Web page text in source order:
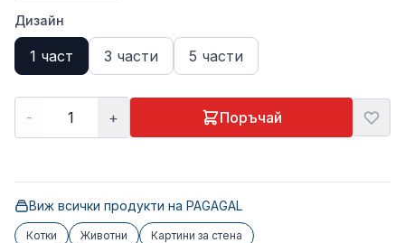
Дизайн
1 част 3 части 5 части
- + Поръчай
Виж всички продукти на PAGAGAL
Котки Животни Картини за стена